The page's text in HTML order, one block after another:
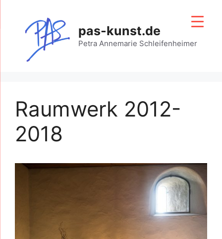
springen
pas-kunst.de
Petra Annemarie Schleifenheimer
Raumwerk 2012-
2018